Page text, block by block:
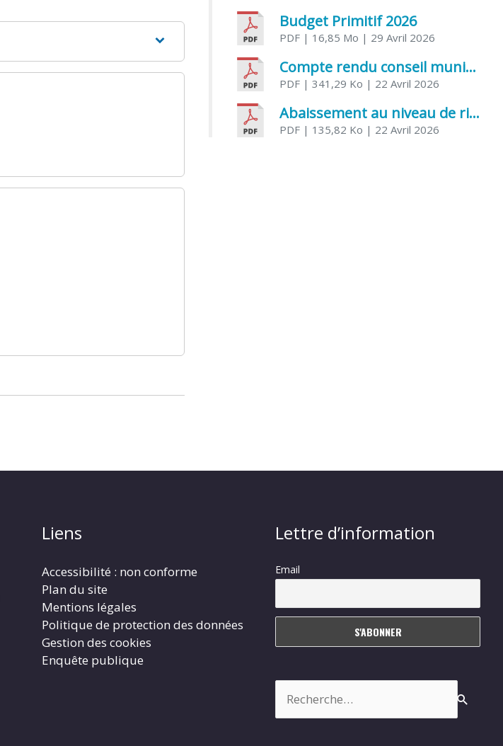
Budget Primitif 2026
PDF | 16,85 Mo | 29 Avril 2026
Compte rendu conseil municipal – 7 avril 2026
PDF | 341,29 Ko | 22 Avril 2026
Abaissement au niveau de risque modéré de l’Influenza aviaire
PDF | 135,82 Ko | 22 Avril 2026
Liens
Accessibilité : non conforme
Plan du site
Mentions légales
Politique de protection des données
Gestion des cookies
Enquête publique
Lettre d’information
Email